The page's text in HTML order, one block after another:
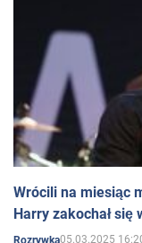
Wrócili na miesiąc
Harry zakochał się
Rozrywka05.03.2025